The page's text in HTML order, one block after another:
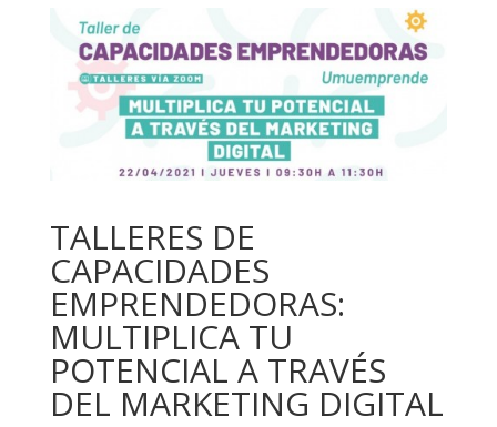
TALLERES DE
CAPACIDADES
EMPRENDEDORAS:
MULTIPLICA TU
POTENCIAL A TRAVÉS
DEL MARKETING DIGITAL